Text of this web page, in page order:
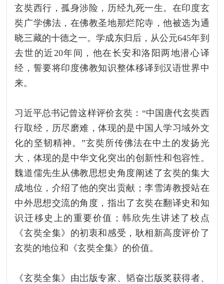
玄奘西行，孤身涉险，历经九死一生。在印度玄
奘广学佛法，在佛教圣地那烂陀寺，他被选为通
晓三藏的十德之一。学成东归后，从公元645年到
去世的近20年间，他在长安和洛阳两地潜心译
经，誓要将印度佛教知识整体移译到汉语世界中
来。
习近平总书记曾这样评价玄奘：“中国唐代玄奘西
行取经，历尽磨难，体现的是中国人学习域外文
化的坚韧精神。”玄奘所传佛法在中土的发扬光
大，体现的是中华文化突出的创新性和包容性。
魏道儒先生从佛教思想史角度阐述了玄奘的集大
成地位，介绍了他的突出贡献；李雪涛教授站在
中外思想交流的角度，指出了玄奘在翻译史和知
识迁移史上的重要价值；韩欣先生讲述了校点
《玄奘全集》的初衷和感受，耿相新高度评价了
玄奘的地位和《玄奘全集》的价值。
《玄奘全集》由岀版专家、韬奋岀版奖获得者、